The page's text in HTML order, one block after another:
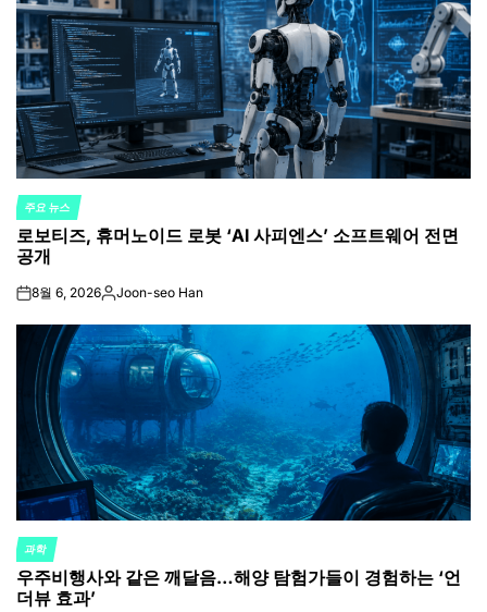
POSTED
IN
주요 뉴스
로보티즈, 휴머노이드 로봇 ‘AI 사피엔스’ 소프트웨어 전면
공개
on8월 6, 2026Posted
Joon-seo Han
POSTED
IN
과학
우주비행사와 같은 깨달음…해양 탐험가들이 경험하는 ‘언
더뷰 효과’